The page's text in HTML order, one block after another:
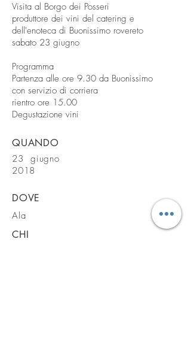
Visita al Borgo dei Posseri
produttore dei vini del catering e
dell'enoteca di Buonissimo rovereto
sabato 23 giugno
Programma
Partenza alle ore 9.30 da Buonissimo
con servizio di corriera
rientro ore 15.00
Degustazione vini
QUANDO
23 giugno
2018
DOVE
Ala
CHI